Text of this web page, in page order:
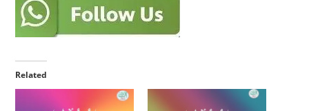
Related